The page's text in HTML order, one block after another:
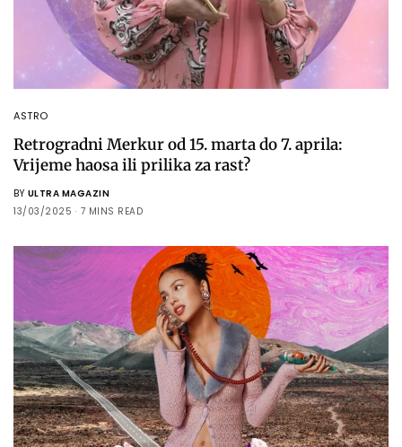
ASTRO
Retrogradni Merkur od 15. marta do 7. aprila:
Vrijeme haosa ili prilika za rast?
BY ULTRA MAGAZIN
13/03/2025
7 MINS READ